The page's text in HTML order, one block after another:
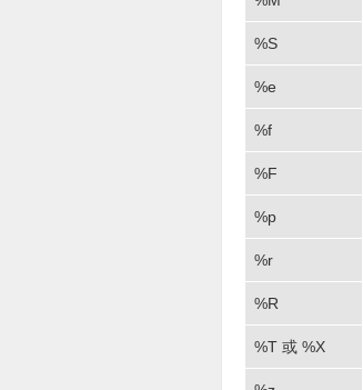
%S
%e
%f
%F
%p
%r
%R
%T 或 %X